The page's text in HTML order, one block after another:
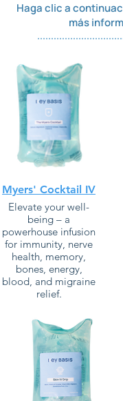
Haga clic a
más
Myers' Cocktail IV
Elevate your well-
being – a
powerhouse infusion
for immunity, nerve
health, memory,
bones, energy,
blood, and migraine
relief.
Magnesium, Vitamin
B-Complex, Vitamin
B12, Vitamin C.
Learn More